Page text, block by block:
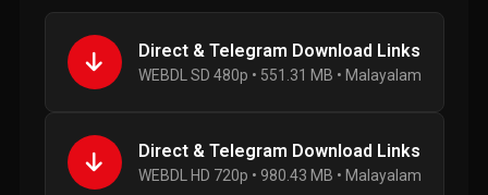
Direct & Telegram Download Links
WEBDL SD 480p • 551.31 MB • Malayalam
Direct & Telegram Download Links
WEBDL HD 720p • 980.43 MB • Malayalam